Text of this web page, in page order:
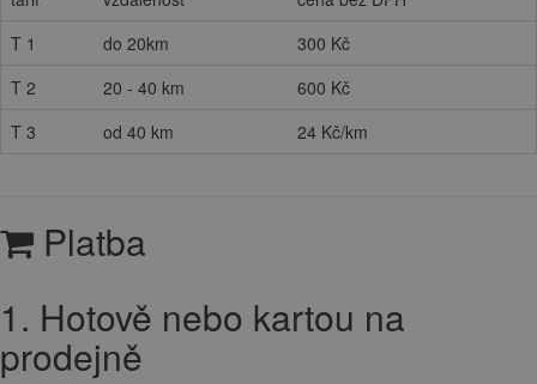
T 1
do 20km
300 Kč
T 2
20 - 40 km
600 Kč
T 3
od 40 km 24 Kč/km
Platba
1. Hotově nebo kartou na
prodejně